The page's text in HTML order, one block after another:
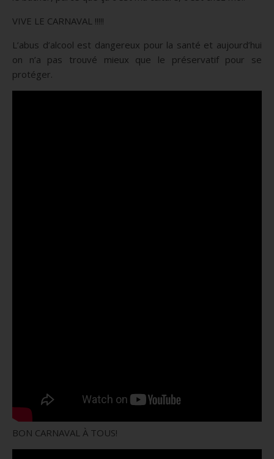
VIVE LE CARNAVAL !!!!!
L’abus d’alcool est dangereux pour la santé et aujourd’hui
on n’a pas trouvé mieux que le préservatif pour se
protéger.
BON CARNAVAL À TOUS!